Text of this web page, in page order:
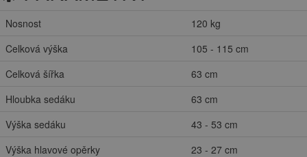
Nosnost
120 kg
Celková výška
105 - 115 cm
Celková šířka
63 cm
Hloubka sedáku
63 cm
Výška sedáku
43 - 53 cm
Výška hlavové opěrky
23 - 27 cm